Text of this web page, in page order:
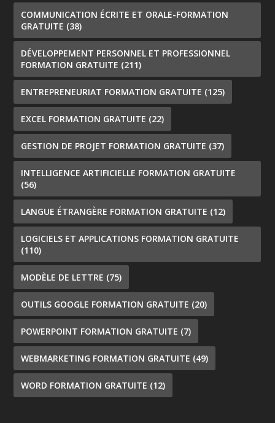
COMMUNICATION ÉCRITE ET ORALE-FORMATION
GRATUITE (38)
DÉVELOPPEMENT PERSONNEL ET PROFESSIONNEL
FORMATION GRATUITE (211)
ENTREPRENEURIAT FORMATION GRATUITE (125)
EXCEL FORMATION GRATUITE (22)
GESTION DE PROJET FORMATION GRATUITE (37)
INTELLIGENCE ARTIFICIELLE FORMATION GRATUITE
(56)
LANGUE ÉTRANGÈRE FORMATION GRATUITE (12)
LOGICIELS ET APPLICATIONS FORMATION GRATUITE
(110)
MODÈLE DE LETTRE (75)
OUTILS GOOGLE FORMATION GRATUITE (20)
POWERPOINT FORMATION GRATUITE (7)
WEBMARKETING FORMATION GRATUITE (49)
WORD FORMATION GRATUITE (12)